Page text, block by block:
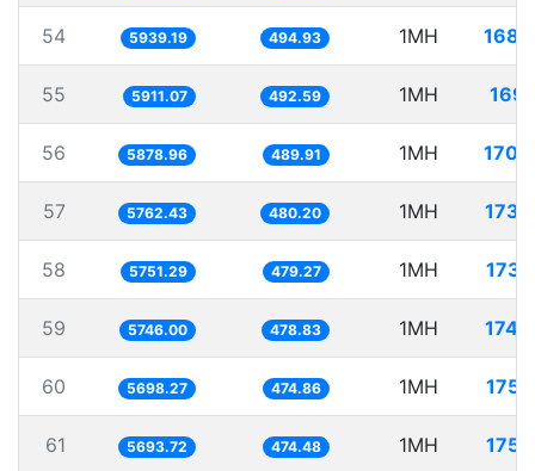
54 5939.19 494.93 1MH
55 5911.07 492.59 1MH
56 5878.96 489.91 1MH
57 5762.43 480.20 1MH
58 5751.29 479.27 1MH
59 5746.00 478.83 1MH
60 5698.27 474.86 1MH
61 5693.72 474.48 1MH